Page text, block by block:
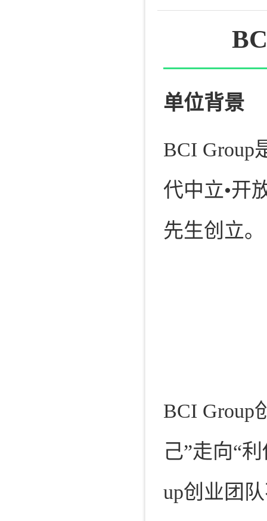
单位背景
BCI Group
代中立•开
先生创立。
BCI Group
己”走向“
up创业团